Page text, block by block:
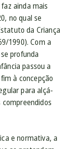
ainda mais
no qual se
da Criança
1990). Com a
profunda
passou a
à concepção
para alçá-
e normativa, a